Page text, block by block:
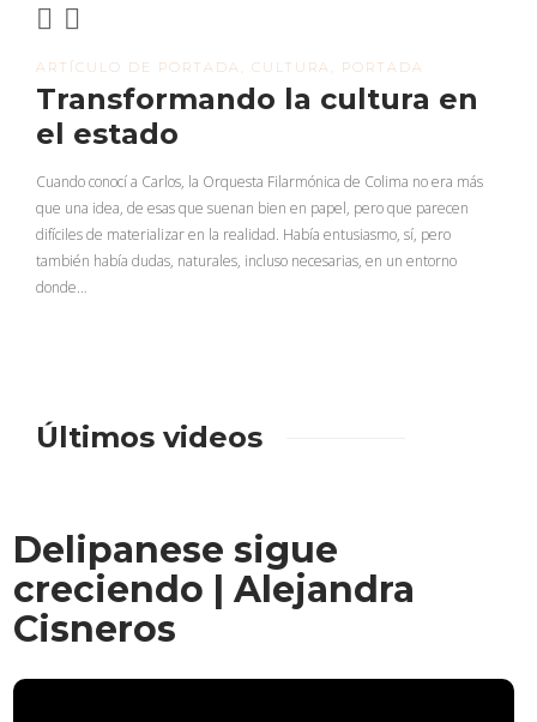
ARTÍCULO DE PORTADA CULTURA PORTADA
Transformando la cultura en
el estado
Cuando conocí a Carlos, la Orquesta Filarmónica de Colima no era más
que una idea, de esas que suenan bien en papel, pero que parecen
difíciles de materializar en la realidad. Había entusiasmo, sí, pero
también había dudas, naturales, incluso necesarias, en un entorno
donde…
Últimos videos
Delipanese sigue
creciendo | Alejandra
Cisneros